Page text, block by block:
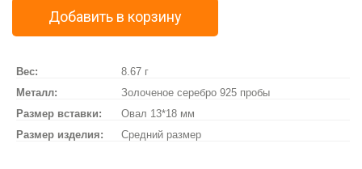
Добавить в корзину
Вес:
8.67 г
Металл:
Золоченое серебро 925 пробы
Размер вставки:
Овал 13*18 мм
Размер изделия:
Средний размер